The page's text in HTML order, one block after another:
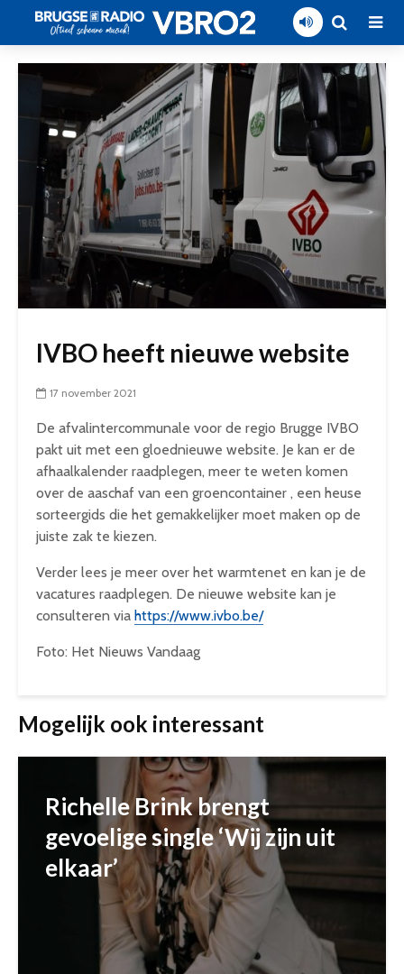
IVBO heeft nieuwe website
17 november 2021
De afvalintercommunale voor de regio Brugge IVBO
pakt uit met een gloednieuwe website. Je kan er de
afhaalkalender raadplegen, meer te weten komen
over de aaschaf van een groencontainer , een heuse
sorteergids die het gemakkelijker moet maken op de
juiste zak te kiezen.
Verder lees je meer over het warmtenet en kan je de
vacatures raadplegen. De nieuwe website kan je
consulteren via https://www.ivbo.be/
Foto: Het Nieuws Vandaag
Mogelijk ook interessant
Richelle Brink brengt
gevoelige single ‘Wij zijn uit
elkaar’